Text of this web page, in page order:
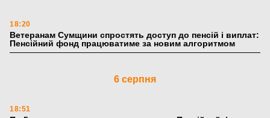
18:20
Ветеранам Сумщини спростять доступ до пенсій і виплат:
Пенсійний фонд працюватиме за новим алгоритмом
6 серпня
18:51